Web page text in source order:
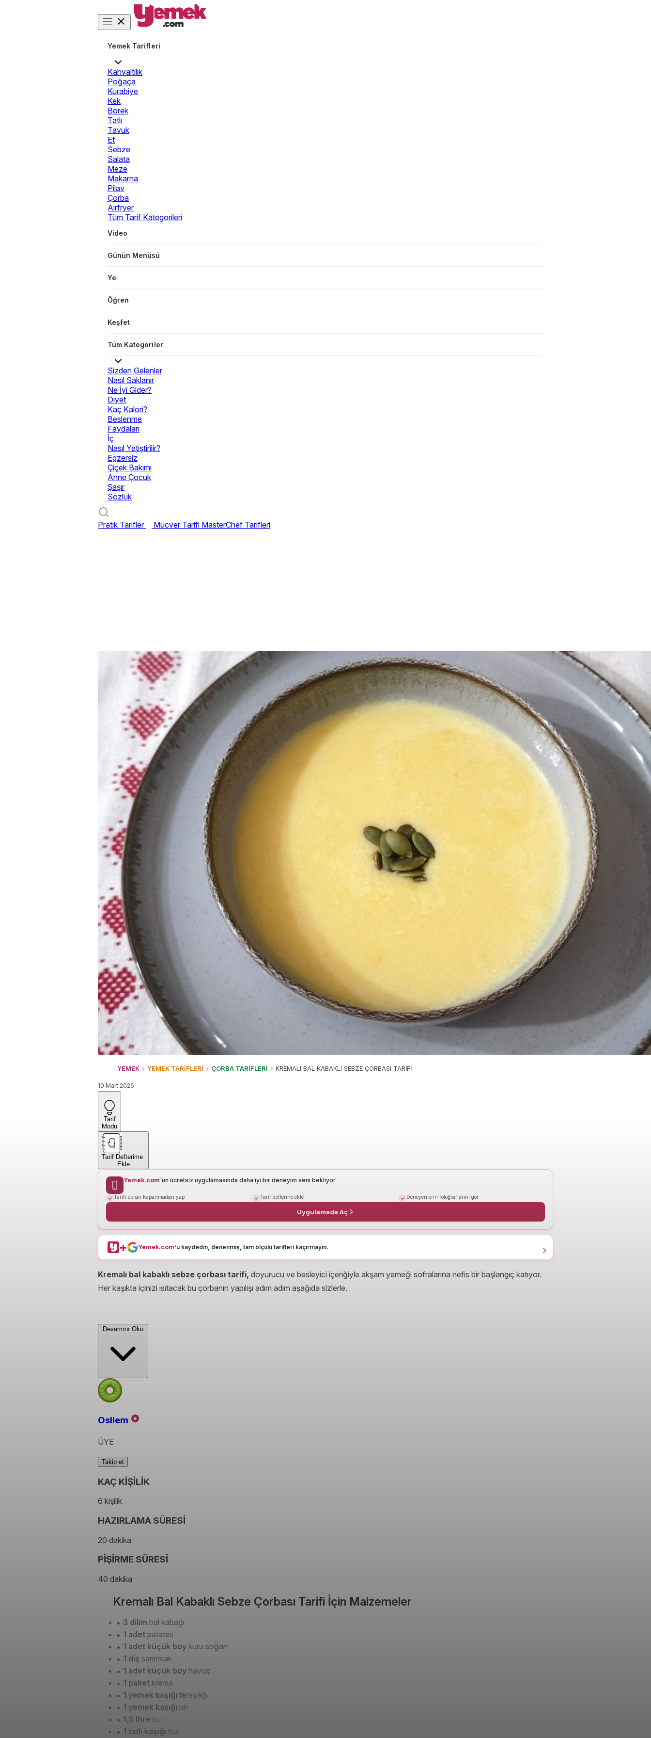
Yemek Tarifleri
Kahvaltılık
Poğaça
Kurabiye
Kek
Börek
Tatlı
Tavuk
Et
Sebze
Salata
Meze
Makarna
Pilav
Çorba
Airfryer
Tüm Tarif Kategorileri
Video
Günün Menüsü
Ye
Öğren
Keşfet
Tüm Kategoriler
Sizden Gelenler
Nasıl Saklanır
Ne İyi Gider?
Diyet
Kaç Kalori?
Beslenme
Faydaları
İç
Nasıl Yetiştirilir?
Egzersiz
Çiçek Bakımı
Anne Çocuk
Şaşır
Sözlük
Pratik Tarifler Mücver Tarifi MasterChef Tarifleri
YEMEK YEMEK TARİFLERİ ÇORBA TARİFLERİ KREMALI BAL KABAKLI SEBZE ÇORBASI TARİFİ
10 Mart 2026
Tarif
Modu
Tarif Defterime
Ekle
Yemek.com'un ücretsiz uygulamasında daha iyi bir deneyim seni bekliyor
Tarifi ekran kapanmadan yap Tarif defterine ekle Deneyenlerin fotoğraflarını gör
Uygulamada Aç
+ Yemek.com'u kaydedin, denenmiş, tam ölçülü tarifleri kaçırmayın.
Kremalı bal kabaklı sebze çorbası tarifi, doyurucu ve besleyici içeriğiyle akşam yemeği sofralarına nefis bir başlangıç katıyor.
Her kaşıkta içinizi ısıtacak bu çorbanın yapılışı adım adım aşağıda sizlerle.
Devamını Oku
Osllem
ÜYE
Takip et
KAÇ KİŞİLİK
6 kişilik
HAZIRLAMA SÜRESİ
20 dakika
PİŞİRME SÜRESİ
40 dakika
Kremalı Bal Kabaklı Sebze Çorbası Tarifi İçin Malzemeler
3 dilim bal kabağı
1 adet patates
1 adet küçük boy kuru soğan
1 diş sarımsak
1 adet küçük boy havuç
1 paket krema
1 yemek kaşığı tereyağı
1 yemek kaşığı un
1,5 litre su
1 tatlı kaşığı tuz